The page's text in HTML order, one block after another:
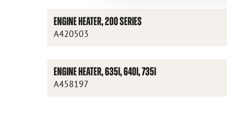
ENGINE HEATER, 200 SERIES
A420503
ENGINE HEATER, 635I, 640I, 735I
A458197